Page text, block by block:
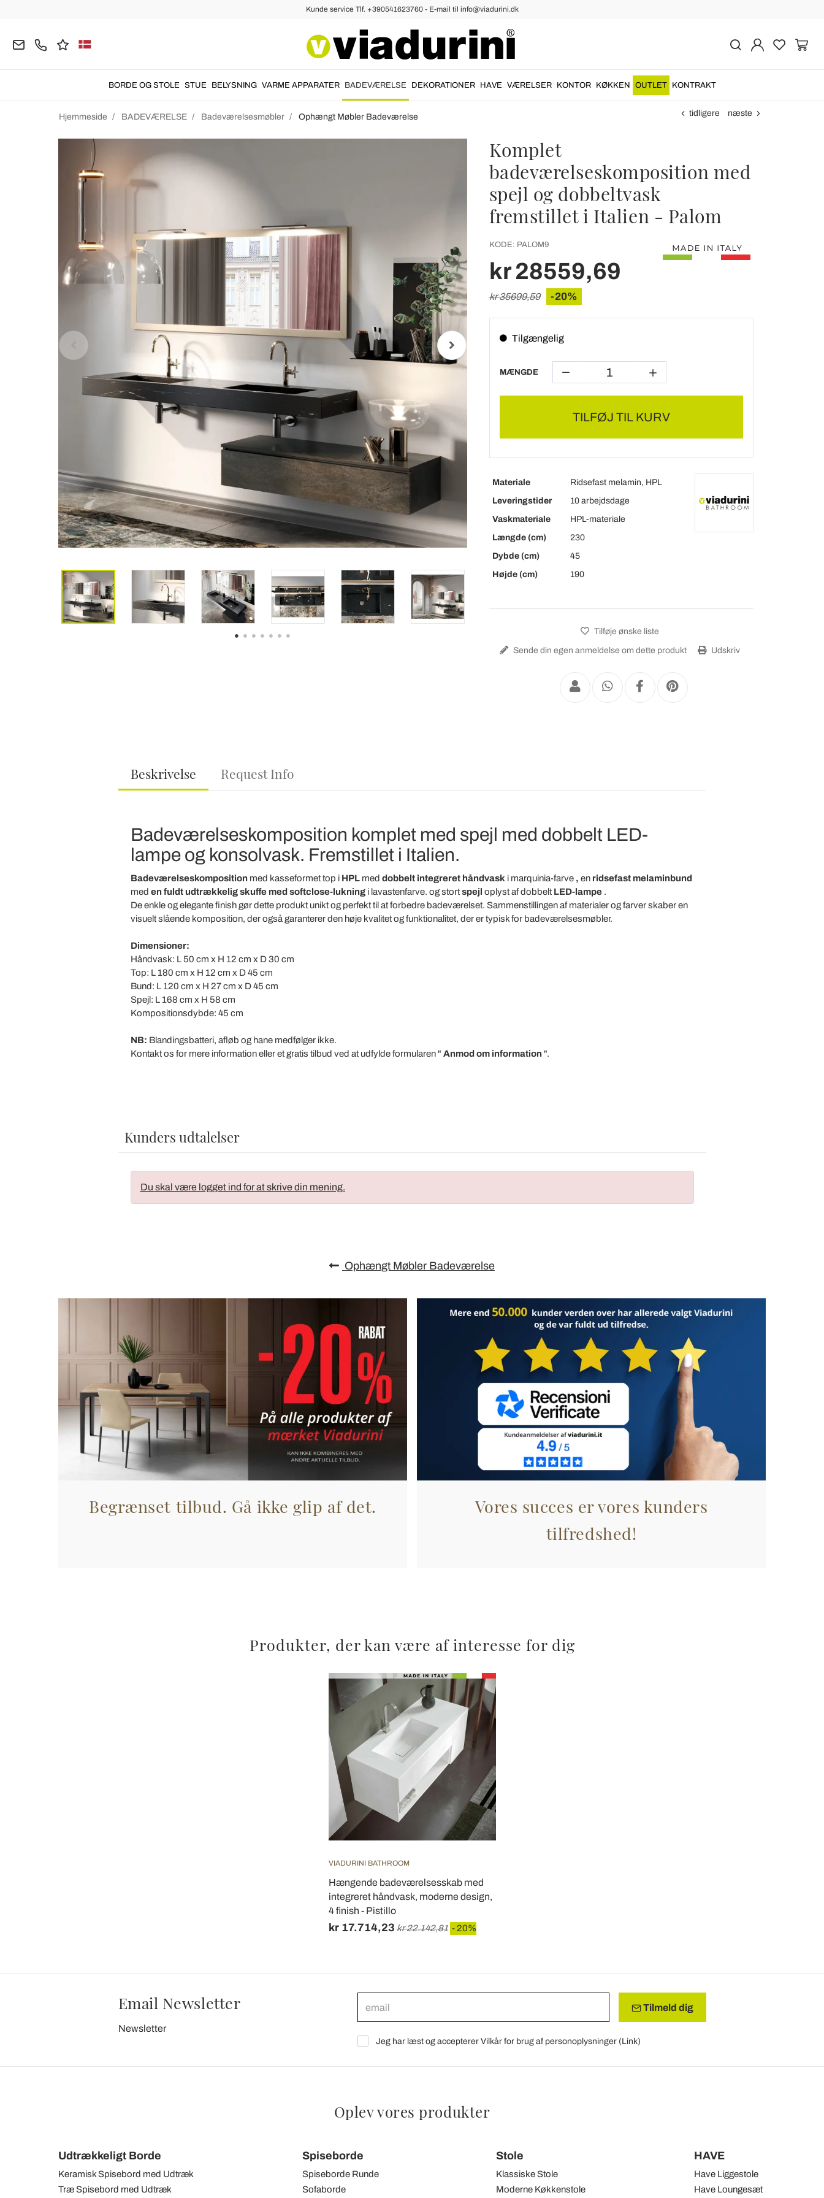
Kunde service Tlf. +390541623760 - E-mail til info@viadurini.dk
BORDE OG STOLE STUE BELYSNING VARME APPARATER BADEVÆRELSE DEKORATIONER HAVE VÆRELSER KONTOR KØKKEN OUTLET KONTRAKT
Hjemmeside BADEVÆRELSE Badeværelsesmøbler Ophængt Møbler Badeværelse tidligere næste
Komplet
badeværelseskomposition med
spejl og dobbeltvask
fremstillet i Italien - Palom
KODE: PALOM9
kr 28559,69
kr 35699,59 -20%
Tilgængelig
MÆNGDE
TILFØJ TIL KURV
Materiale
Ridsefast melamin, HPL
Leveringstider
10 arbejdsdage
Vaskmateriale
HPL-materiale
Længde (cm)
230
Dybde (cm)
45
Højde (cm)
190
Tilføje ønske liste
Sende din egen anmeldelse om dette produkt Udskriv
Beskrivelse Request Info
Badeværelseskomposition komplet med spejl med dobbelt LED-
lampe og konsolvask. Fremstillet i Italien.
Badeværelseskomposition med kasseformet top i HPLmed dobbelt integreret håndvask i marquinia-farve , en ridsefast melaminbund
med en fuldt udtrækkelig skuffe med softclose-lukningi lavastenfarve. og stortspejl oplyst af dobbelt LED-lampe.
De enkle og elegante finish gør dette produkt unikt og perfekt til at forbedre badeværelset. Sammenstillingen af materialer og farver skaber en
visuelt slående komposition, der også garanterer den høje kvalitet og funktionalitet, der er typisk for badeværelsesmøbler.
Dimensioner:
Håndvask: L 50 cm x H 12 cm x D 30 cm
Top: L 180 cm x H 12 cm x D 45 cm
Bund: L 120 cm x H 27 cm x D 45 cm
Spejl: L 168 cm x H 58 cm
Kompositionsdybde: 45 cm
NB: Blandingsbatteri, afløb og hane medfølger ikke.
Kontakt os for mere information eller et gratis tilbud ved at udfylde formularen " Anmod om information ".
Kunders udtalelser
Du skal være logget ind for at skrive din mening.
Ophængt Møbler Badeværelse
Begrænset tilbud. Gå ikke glip af det.
Vores succes er vores kunders
tilfredshed!
Produkter, der kan være af interesse for dig
VIADURINI BATHROOM
Hængende badeværelsesskab med
integreret håndvask, moderne design,
4 finish - Pistillo
kr 17.714,23 kr 22.142,81 - 20%
Email Newsletter
Newsletter
Tilmeld dig
Jeg har læst og accepterer Vilkår for brug af personoplysninger (Link)
Oplev vores produkter
Udtrækkeligt Borde
Keramisk Spisebord med Udtræk
Træ Spisebord med Udtræk
Spiseborde
Spiseborde Runde
Sofaborde
Stole
Klassiske Stole
Moderne Køkkenstole
HAVE
Have Liggestole
Have Loungesæt